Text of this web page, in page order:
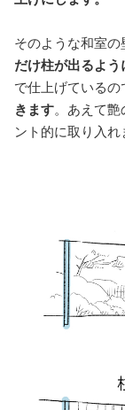
そのような和室の
だけ柱が出るよ
で仕上げているの
きます。あえて
ント的に取り入れ